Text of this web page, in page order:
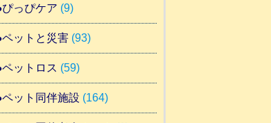
ぴっぴケア (9)
ペットと災害(93)
ペットロス (59)
ペット同伴施設 (164)